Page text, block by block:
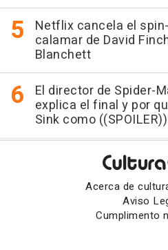
Netflix cancela el
calamar de David
Blanchett
El director de Spider-
explica el final y por
Sink como ((SPOILER))
Acerca de
Aviso
Cumplimento